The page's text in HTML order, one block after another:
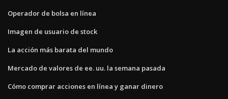
Operador de bolsa en línea
Imagen de usuario de stock
La acción más barata del mundo
Mercado de valores de ee. uu. la semana pasada
Cómo comprar acciones en línea y ganar dinero